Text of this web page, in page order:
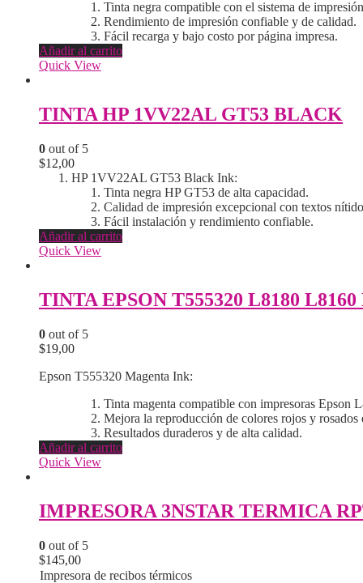
Tinta negra compatible con el sistema de
Rendimiento de impresión confiable y de calidad.
Fácil recarga y bajo costo por página impresa.
Añadir al carrito
Quick View
TINTA HP 1VV22AL GT53 BLACK
0 out of 5
$12,00
HP 1VV22AL GT53 Black Ink:
Tinta negra HP GT53 de alta capacidad.
Calidad de impresión excepcional con textos
Fácil instalación y rendimiento confiable.
Añadir al carrito
Quick View
TINTA EPSON T555320 L8180
0 out of 5
$19,00
Epson T555320 Magenta Ink:
Tinta magenta compatible con impresoras Epson
Mejora la reproducción de colores rojos y rosados
Resultados duraderos y de alta calidad.
Añadir al carrito
Quick View
0 out of 5
$145,00
Impresora de recibos térmicos